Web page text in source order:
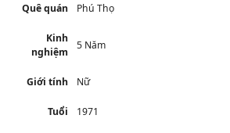
Quê quán Phú Thọ
Kinh
nghiệm
5 Năm
Giới tính Nữ
Tuổi 1971